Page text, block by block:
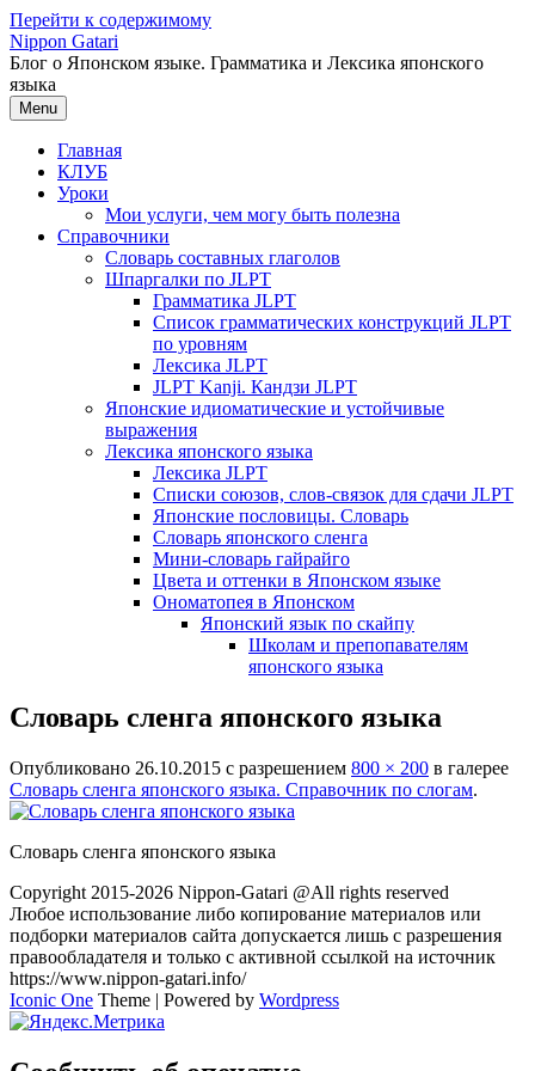
Перейти к содержимому
Nippon Gatari
Блог о Японском языке. Грамматика и Лексика японского
языка
Menu
Главная
КЛУБ
Уроки
Мои услуги, чем могу быть полезна
Справочники
Словарь составных глаголов
Шпаргалки по JLPT
Грамматика JLPT
Список грамматических конструкций JLPT
по уровням
Лексика JLPT
JLPT Kanji. Кандзи JLPT
Японские идиоматические и устойчивые
выражения
Лексика японского языка
Лексика JLPT
Списки союзов, слов-связок для сдачи JLPT
Японские пословицы. Словарь
Словарь японского сленга
Мини-словарь гайрайго
Цвета и оттенки в Японском языке
Ономатопея в Японском
Японский язык по скайпу
Школам и препопавателям
японского языка
Словарь сленга японского языка
Опубликовано 26.10.2015 с разрешением 800 × 200 в галерее
Словарь сленга японского языка. Справочник по слогам.
Словарь сленга японского языка
Copyright 2015-2026 Nippon-Gatari @All rights reserved
Любое использование либо копирование материалов или
подборки материалов сайта допускается лишь с разрешения
правообладателя и только с активной ссылкой на источник
https://www.nippon-gatari.info/
Iconic One Theme | Powered by Wordpress